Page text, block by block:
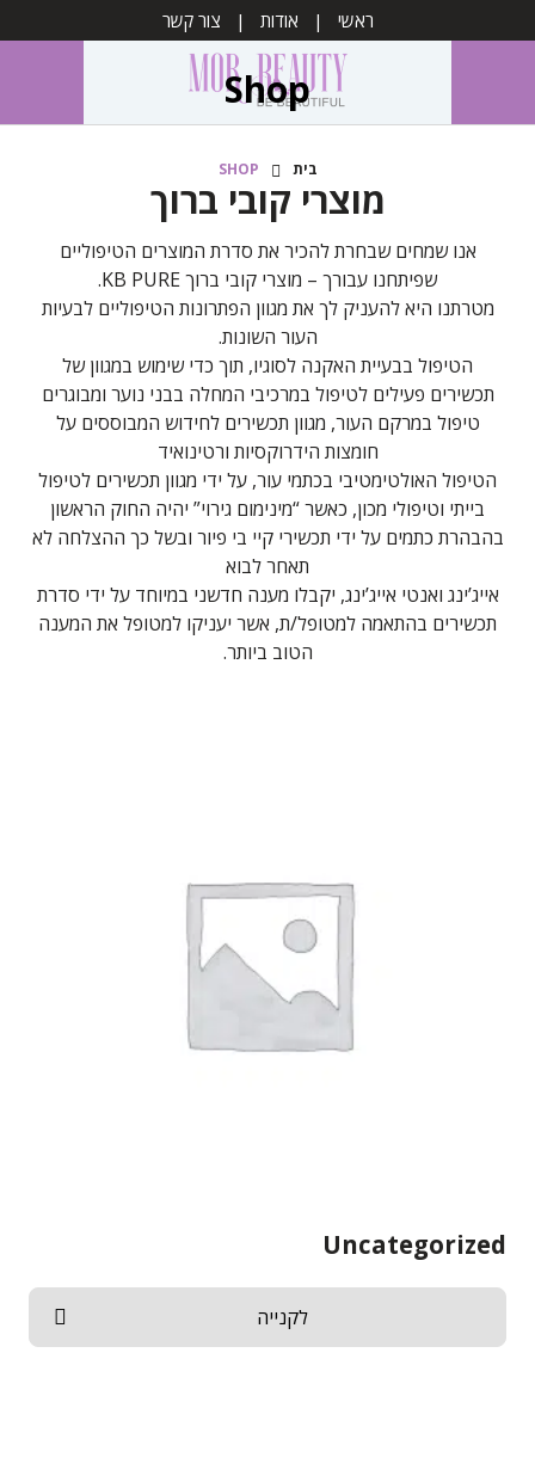
ראשי אודות צור קשר
Shop
בית SHOP
מוצרי קובי ברוך
אנו שמחים שבחרת להכיר את סדרת המוצרים הטיפוליים
שפיתחנו עבורך – מוצרי קובי ברוך KB PURE.
מטרתנו היא להעניק לך את מגוון הפתרונות הטיפוליים לבעיות
העור השונות.
הטיפול בבעיית האקנה לסוגיו, תוך כדי שימוש במגוון של
תכשירים פעילים לטיפול במרכיבי המחלה בבני נוער ומבוגרים
טיפול במרקם העור, מגוון תכשירים לחידוש המבוססים על
חומצות הידרוקסיות ורטינואיד
הטיפול האולטימטיבי בכתמי עור, על ידי מגוון תכשירים לטיפול
בייתי וטיפולי מכון, כאשר “מינימום גירוי” יהיה החוק הראשון
בהבהרת כתמים על ידי תכשירי קיי בי פיור ובשל כך ההצלחה לא
תאחר לבוא
אייג’ינג ואנטי אייג’ינג, יקבלו מענה חדשני במיוחד על ידי סדרת
תכשירים בהתאמה למטופל/ת, אשר יעניקו למטופל את המענה
הטוב ביותר.
Uncategorized
לקנייה